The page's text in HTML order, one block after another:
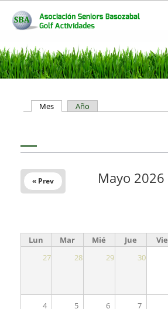
Solapas principales
Mes(solapa activa)
Año
Mayo 2026
« Prev
Lun Mar Mié Jue Vie
27
28 29 30
4 5 6 7